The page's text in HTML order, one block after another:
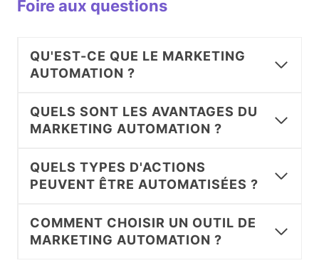
Foire aux questions
QU'EST-CE QUE LE MARKETING
AUTOMATION ?
QUELS SONT LES AVANTAGES DU
MARKETING AUTOMATION ?
QUELS TYPES D'ACTIONS
PEUVENT ÊTRE AUTOMATISÉES ?
COMMENT CHOISIR UN OUTIL DE
MARKETING AUTOMATION ?